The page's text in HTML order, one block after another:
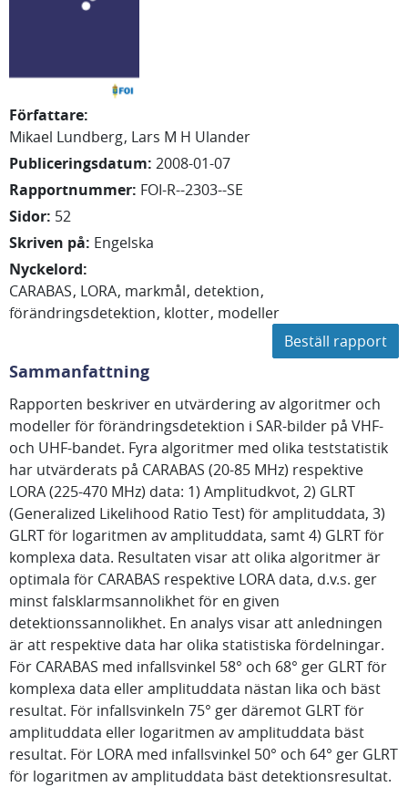
Författare:
Mikael Lundberg Lars M H Ulander
Publiceringsdatum: 2008-01-07
Rapportnummer: FOI-R--2303--SE
Sidor: 52
Skriven på: Engelska
Nyckelord:
CARABAS LORA markmål detektion
förändringsdetektion klotter modeller
Beställ rapport
Sammanfattning
Rapporten beskriver en utvärdering av algoritmer och
modeller för förändringsdetektion i SAR-bilder på VHF-
och UHF-bandet. Fyra algoritmer med olika teststatistik
har utvärderats på CARABAS (20-85 MHz) respektive
LORA (225-470 MHz) data: 1) Amplitudkvot, 2) GLRT
(Generalized Likelihood Ratio Test) för amplituddata, 3)
GLRT för logaritmen av amplituddata, samt 4) GLRT för
komplexa data. Resultaten visar att olika algoritmer är
optimala för CARABAS respektive LORA data, d.v.s. ger
minst falsklarmsannolikhet för en given
detektionssannolikhet. En analys visar att anledningen
är att respektive data har olika statistiska fördelningar.
För CARABAS med infallsvinkel 58° och 68° ger GLRT för
komplexa data eller amplituddata nästan lika och bäst
resultat. För infallsvinkeln 75° ger däremot GLRT för
amplituddata eller logaritmen av amplituddata bäst
resultat. För LORA med infallsvinkel 50° och 64° ger GLRT
för logaritmen av amplituddata bäst detektionsresultat.